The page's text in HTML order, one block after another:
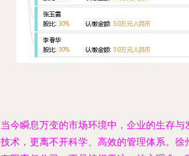
今瞬息万变的市场环境中，企业的生存与
术，更离不开科学、高效的管理体系。徐